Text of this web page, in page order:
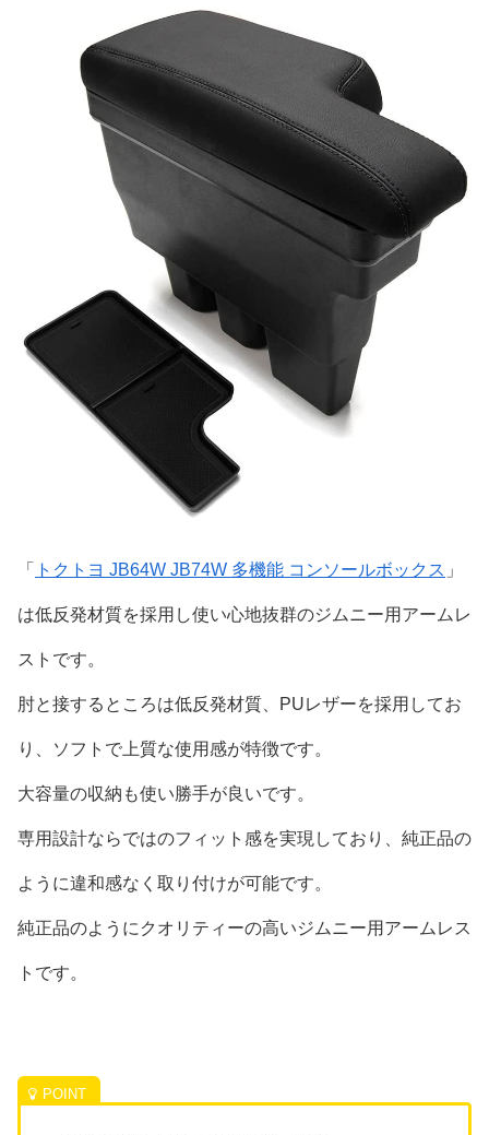
「 トクトヨ JB64W JB74W 多機能 コンソールボックス 」
は低反発材質を採用し使い心地抜群のジムニー用アームレ
ストです。
肘と接するところは低反発材質、PUレザーを採用してお
り、ソフトで上質な使用感が特徴です。
大容量の収納も使い勝手が良いです。
専用設計ならではのフィット感を実現しており、純正品の
ように違和感なく取り付けが可能です。
純正品のようにクオリティーの高いジムニー用アームレス
トです。